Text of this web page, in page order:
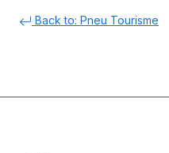
Back to: Pneu Tourisme